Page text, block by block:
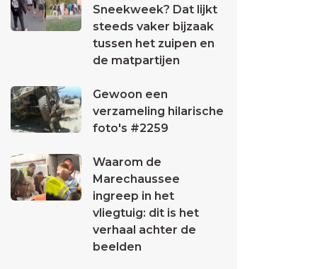
Sneekweek? Dat lijkt
steeds vaker bijzaak
tussen het zuipen en
de matpartijen
Gewoon een
verzameling hilarische
foto's #2259
Waarom de
Marechaussee
ingreep in het
vliegtuig: dit is het
verhaal achter de
beelden